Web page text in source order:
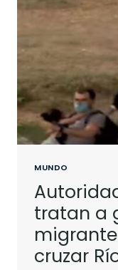
MUNDO
tratan a
cruzar